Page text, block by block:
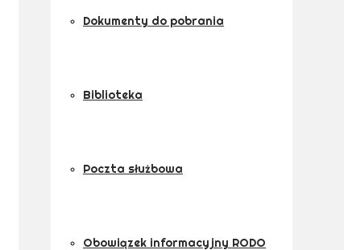
Dokumenty do pobrania
Biblioteka
Poczta służbowa
Obowiązek informacyjny RODO